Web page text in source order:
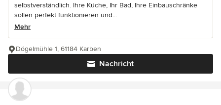
selbstverständlich. Ihre Küche, Ihr Bad, Ihre Einbauschränke
sollen perfekt funktionieren und...
Mehr
Nachricht
Dögelmühle 1, 61184 Karben